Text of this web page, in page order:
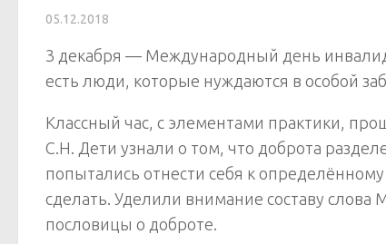
05.12.2018
3 декабря — Международный день
есть люди, которые нуждаются в особой
Классный час, с элементами практики,
С.Н. Дети узнали о том, что доброта
попытались отнести себя к
сделать. Уделили внимание составу
пословицы о доброте.